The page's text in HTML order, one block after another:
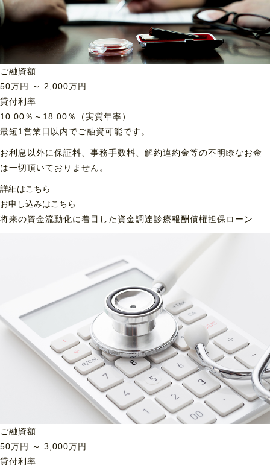
ご融資額
50万円 ～ 2,000万円
貸付利率
10.00％～18.00％（実質年率）
最短1営業日以内でご融資可能です。
お利息以外に保証料、事務手数料、解約違約金等の不明瞭なお金
は一切頂いておりません。
詳細はこちら
お申し込みはこちら
将来の資金流動化に着目した資金調達診療報酬債権担保ローン
ご融資額
50万円 ～ 3,000万円
貸付利率